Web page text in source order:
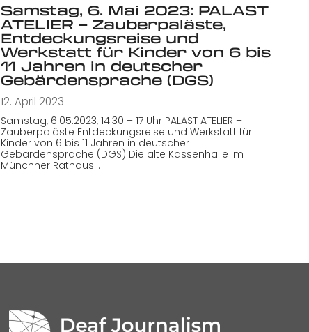
Samstag, 6. Mai 2023: PALAST
ATELIER – Zauberpaläste,
Entdeckungsreise und
Werkstatt für Kinder von 6 bis
11 Jahren in deutscher
Gebärdensprache (DGS)
12. April 2023
Samstag, 6.05.2023, 14.30 – 17 Uhr PALAST ATELIER –
Zauberpaläste Entdeckungsreise und Werkstatt für
Kinder von 6 bis 11 Jahren in deutscher
Gebärdensprache (DGS) Die alte Kassenhalle im
Münchner Rathaus…